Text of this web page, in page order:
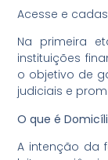
Acesse e
Na primeira
instituições
o objetivo de
judiciais e
O que é
A intenção da